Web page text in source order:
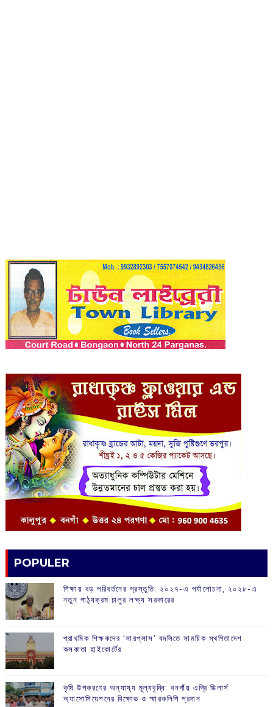
POPULER
শিক্ষায় বড় পরিবর্তনের প্রস্তুতি: ২০২৭-এ পর্যালোচনা, ২০২৮-এ
নতুন পাঠ্যক্রম চালুর লক্ষ্য সরকারের
প্রাথমিক শিক্ষকদের ‘সারপ্লাস’ বদলিতে সাময়িক স্থগিতাদেশ
কলকাতা হাইকোর্টের
কৃষি উপকরণের অন্যায্য মূল্যবৃদ্ধি: বনগাঁয় এগ্রি ডিলার্স
অ্যাসোসিয়েশনের বিক্ষোভ ও স্মারকলিপি প্রদান